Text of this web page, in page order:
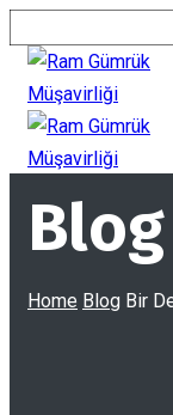
Blog
Home Blog Bir